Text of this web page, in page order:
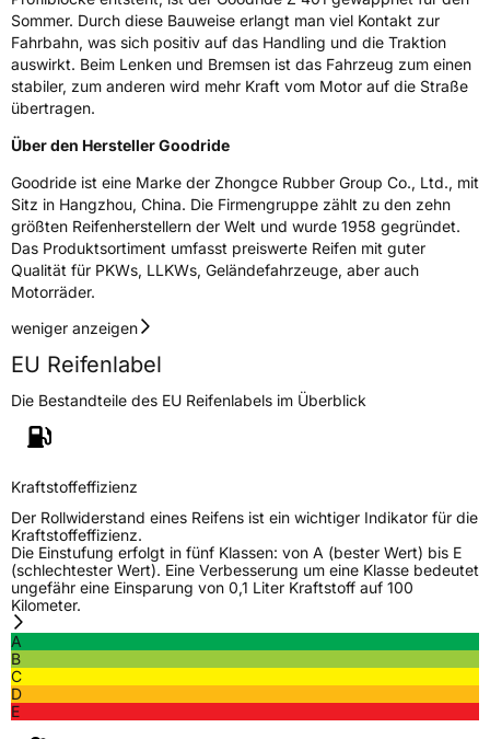
Nein
EPREL ID 456445
Allgemeine Produktsicherheit (GPSR)
30419 Hannover Nordrhein-Westfalen
Sommer. Durch diese Bauweise erlangt man viel Kontakt zur
Fahrbahn, was sich positiv auf das Handling und die Traktion
auswirkt. Beim Lenken und Bremsen ist das Fahrzeug zum einen
stabiler, zum anderen wird mehr Kraft vom Motor auf die Straße
übertragen.
Über den Hersteller Goodride
Goodride ist eine Marke der Zhongce Rubber Group Co., Ltd., mit
Sitz in Hangzhou, China. Die Firmengruppe zählt zu den zehn
größten Reifenherstellern der Welt und wurde 1958 gegründet.
Das Produktsortiment umfasst preiswerte Reifen mit guter
Qualität für PKWs, LLKWs, Geländefahrzeuge, aber auch
Motorräder.
weniger anzeigen
EU Reifenlabel
Die Bestandteile des EU Reifenlabels im Überblick
Kraftstoffeffizienz
Der Rollwiderstand eines Reifens ist ein wichtiger Indikator für die
Kraftstoffeffizienz.
Die Einstufung erfolgt in fünf Klassen: von A (bester Wert) bis E
(schlechtester Wert). Eine Verbesserung um eine Klasse bedeutet
ungefähr eine Einsparung von 0,1 Liter Kraftstoff auf 100
Kilometer.
A
B
C
D
E